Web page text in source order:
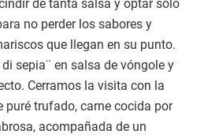
de tanta salsa y optar sólo
no perder los sabores y
que llegan en su punto.
sepia¨ en salsa de vóngole y
Cerramos la visita con la
puré trufado, carne cocida por
acompañada de un